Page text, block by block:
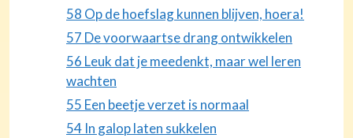
58 Op de hoefslag kunnen blijven, hoera!
57 De voorwaartse drang ontwikkelen
56 Leuk dat je meedenkt, maar wel leren
wachten
55 Een beetje verzet is normaal
54 In galop laten sukkelen